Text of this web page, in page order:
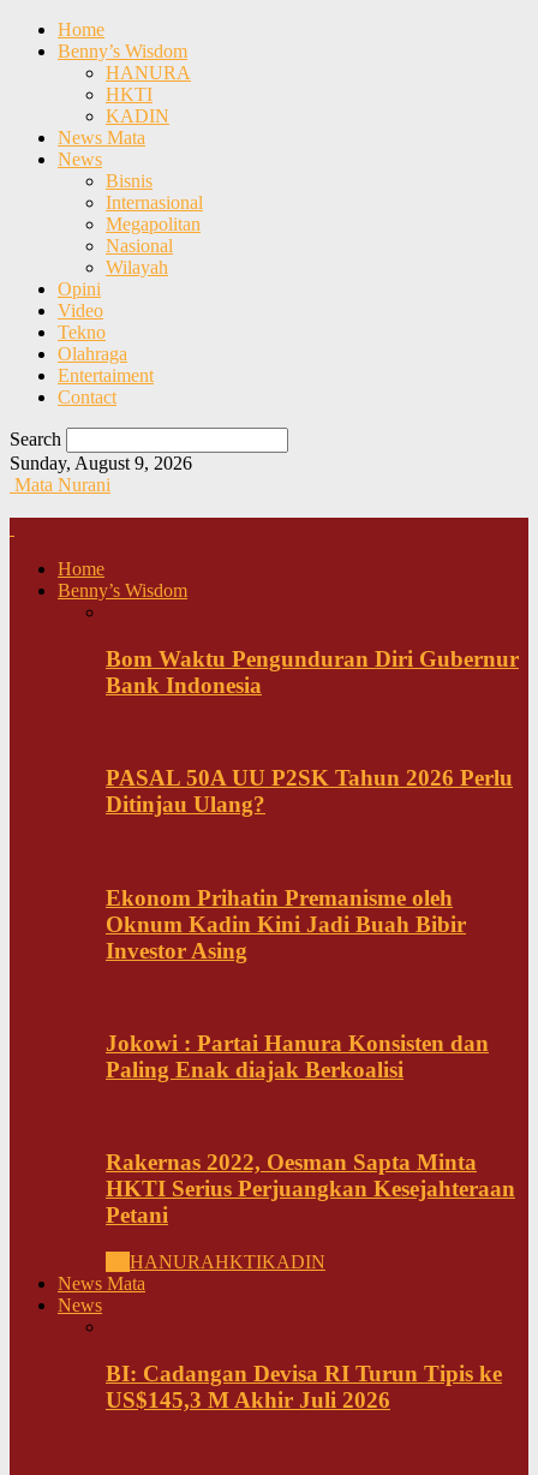
Home
Benny’s Wisdom
HANURA
HKTI
KADIN
News Mata
News
Bisnis
Internasional
Megapolitan
Nasional
Wilayah
Opini
Video
Tekno
Olahraga
Entertaiment
Contact
Search
Sunday, August 9, 2026
Mata Nurani
Home
Benny’s Wisdom
Bom Waktu Pengunduran Diri Gubernur
Bank Indonesia
PASAL 50A UU P2SK Tahun 2026 Perlu
Ditinjau Ulang?
Ekonom Prihatin Premanisme oleh
Oknum Kadin Kini Jadi Buah Bibir
Investor Asing
Jokowi : Partai Hanura Konsisten dan
Paling Enak diajak Berkoalisi
Rakernas 2022, Oesman Sapta Minta
HKTI Serius Perjuangkan Kesejahteraan
Petani
HANURAHKTIKADIN
News Mata
News
BI: Cadangan Devisa RI Turun Tipis ke
US$145,3 M Akhir Juli 2026